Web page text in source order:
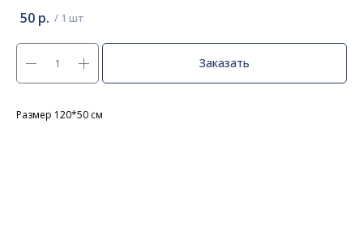
50 р.
Заказать
Размер 120*50 см